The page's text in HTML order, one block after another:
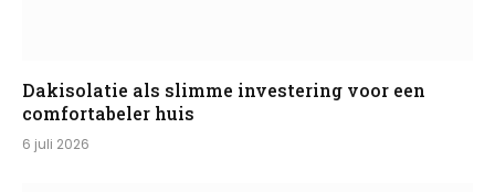
Dakisolatie als slimme investering voor een
comfortabeler huis
6 juli 2026